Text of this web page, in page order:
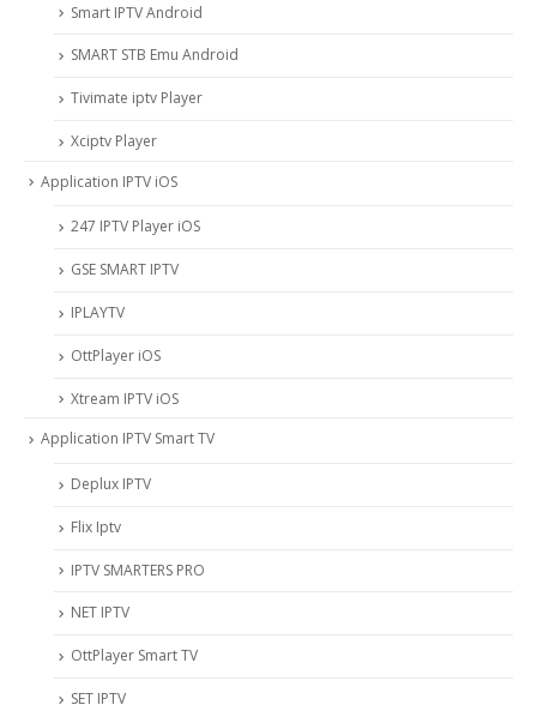
Smart IPTV Android
SMART STB Emu Android
Tivimate iptv Player
Xciptv Player
Application IPTV iOS
247 IPTV Player iOS
‎GSE SMART IPTV
IPLAYTV
OttPlayer iOS
Xtream IPTV iOS
Application IPTV Smart TV
Deplux IPTV
Flix Iptv
IPTV SMARTERS PRO
NET IPTV
OttPlayer Smart TV
SET IPTV